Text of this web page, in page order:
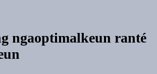
ngaoptimalkeun ranté